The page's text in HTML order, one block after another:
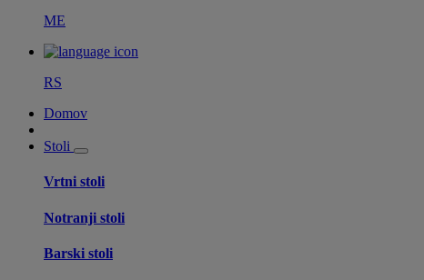
ME
RS
Domov
Stoli
Vrtni stoli
Notranji stoli
Barski stoli